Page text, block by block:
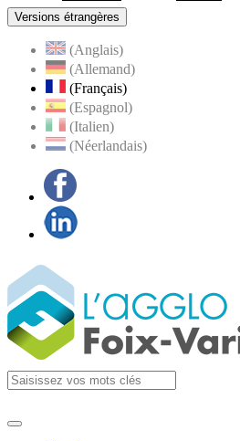
Versions étrangères
(Anglais)
(Allemand)
(Français)
(Espagnol)
(Italien)
(Néerlandais)
Agglo Foix-Varilhes